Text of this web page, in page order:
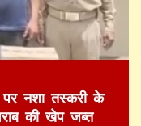
पर नशा तस्करी के
की खेप जब्त